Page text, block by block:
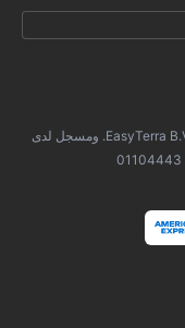
هذا الموقع الإلكتروني مملوك ومدار من قبل شركة EasyTerra B.V. ومسجل لدى